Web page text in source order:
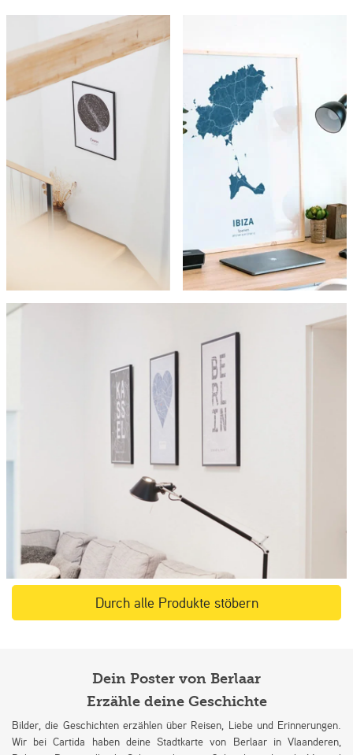
Durch alle Produkte stöbern
Dein Poster von Berlaar
Erzähle deine Geschichte
Bilder, die Geschichten erzählen über Reisen, Liebe und Erinnerungen.
Wir bei Cartida haben deine Stadtkarte von Berlaar in Vlaanderen,